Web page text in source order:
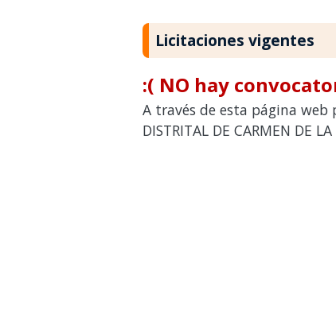
Licitaciones vigentes
:( NO hay
A través de esta página web
DISTRITAL DE CARMEN DE